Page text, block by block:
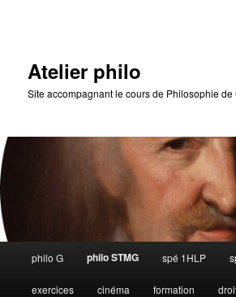
Atelier philo
Site accompagnant le cours de Philosophie de
principal
philo G philo STMG spé 1HLP
exercices cinéma formation